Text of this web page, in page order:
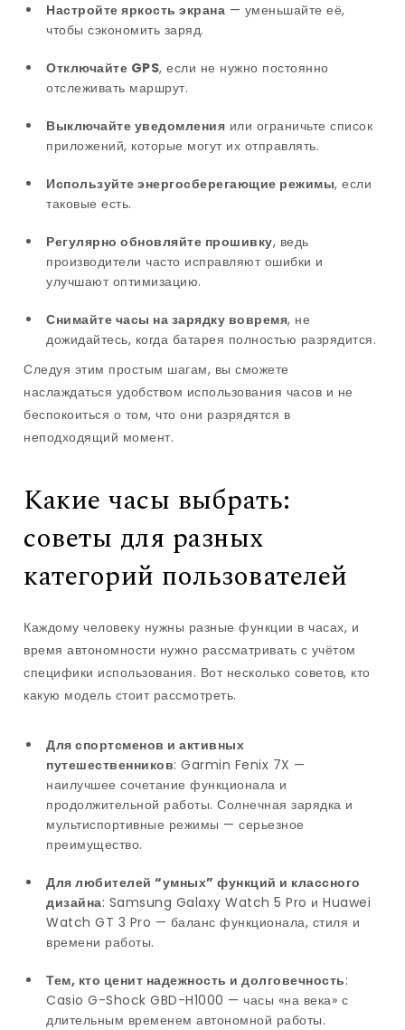
Настройте яркость экрана — уменьшайте её,
чтобы сэкономить заряд.
Отключайте GPS, если не нужно постоянно
отслеживать маршрут.
Выключайте уведомления или ограничьте список
приложений, которые могут их отправлять.
Используйте энергосберегающие режимы, если
таковые есть.
Регулярно обновляйте прошивку, ведь
производители часто исправляют ошибки и
улучшают оптимизацию.
Снимайте часы на зарядку вовремя, не
дожидайтесь, когда батарея полностью разрядится.
Следуя этим простым шагам, вы сможете
наслаждаться удобством использования часов и не
беспокоиться о том, что они разрядятся в
неподходящий момент.
Какие часы выбрать:
советы для разных
категорий пользователей
Каждому человеку нужны разные функции в часах, и
время автономности нужно рассматривать с учётом
специфики использования. Вот несколько советов, кто
какую модель стоит рассмотреть.
Для спортсменов и активных
путешественников: Garmin Fenix 7X —
наилучшее сочетание функционала и
продолжительной работы. Солнечная зарядка и
мультиспортивные режимы — серьезное
преимущество.
Для любителей “умных” функций и классного
дизайна: Samsung Galaxy Watch 5 Pro и Huawei
Watch GT 3 Pro — баланс функционала, стиля и
времени работы.
Тем, кто ценит надежность и долговечность:
Casio G-Shock GBD-H1000 — часы «на века» с
длительным временем автономной работы.